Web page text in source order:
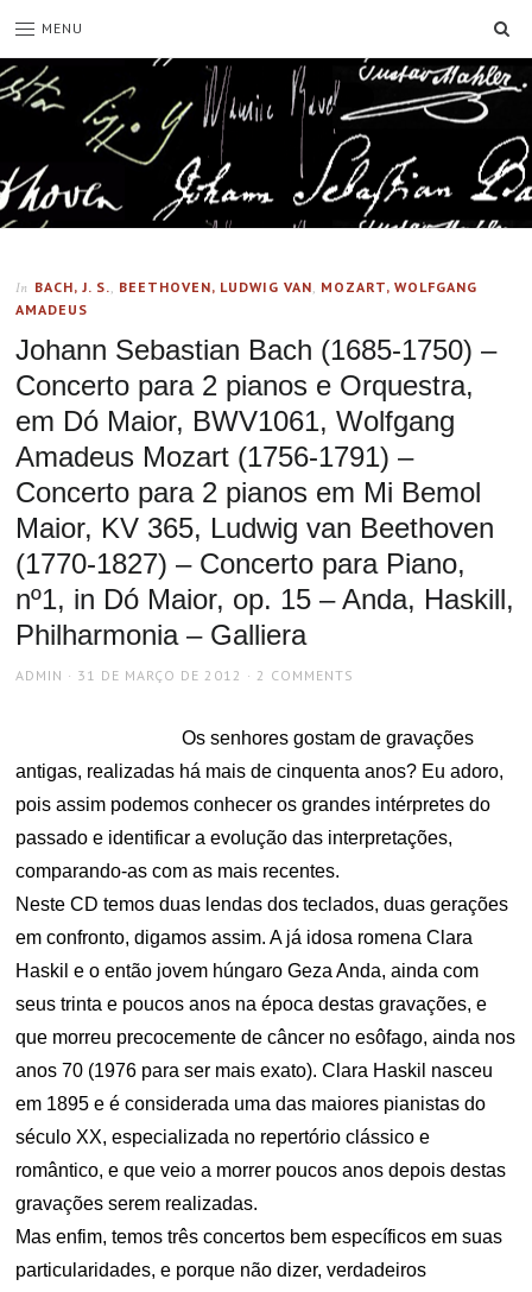
MENU
In BACH, J. S., BEETHOVEN, LUDWIG VAN, MOZART, WOLFGANG
AMADEUS
Johann Sebastian Bach (1685-1750) –
Concerto para 2 pianos e Orquestra,
em Dó Maior, BWV1061, Wolfgang
Amadeus Mozart (1756-1791) –
Concerto para 2 pianos em Mi Bemol
Maior, KV 365, Ludwig van Beethoven
(1770-1827) – Concerto para Piano,
nº1, in Dó Maior, op. 15 – Anda, Haskill,
Philharmonia – Galliera
AUTHOR
ADMIN
POSTED
31 DE MARÇO DE 2012 2 COMMENTS
Os senhores gostam de gravações
antigas, realizadas há mais de cinquenta anos? Eu adoro,
pois assim podemos conhecer os grandes intérpretes do
passado e identificar a evolução das interpretações,
comparando-as com as mais recentes.
Neste CD temos duas lendas dos teclados, duas gerações
em confronto, digamos assim. A já idosa romena Clara
Haskil e o então jovem húngaro Geza Anda, ainda com
seus trinta e poucos anos na época destas gravações, e
que morreu precocemente de câncer no esôfago, ainda nos
anos 70 (1976 para ser mais exato). Clara Haskil nasceu
em 1895 e é considerada uma das maiores pianistas do
século XX, especializada no repertório clássico e
romântico, e que veio a morrer poucos anos depois destas
gravações serem realizadas.
Mas enfim, temos três concertos bem específicos em suas
particularidades, e porque não dizer, verdadeiros